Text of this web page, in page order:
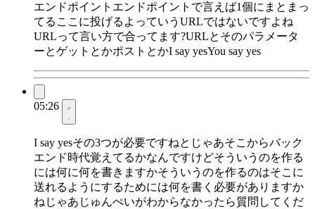
エンドポイントエンドポイントで言えば1個にまとまっ
てるここに投げるよっていうURLではないですよね
URLって言い方で合ってます?URLとそのパラメータ
ーとゲットとかポストとかI say yesYou say yes
05:26
I say yesその3つが必要ですねとじゃあそこからバック
エンド時代覚えてるかなんですけどそういうのを作る
には何に何を書きますかそういうのを作るのはそこに
送れるようにするためには何を書く必要がありますか
ねじゃあじゅんぺいがわからなかったら質問してくだ